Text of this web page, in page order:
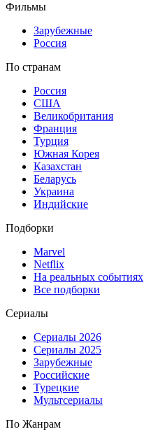
Фильмы
Зарубежные
Россия
По странам
Россия
США
Великобритания
Франция
Турция
Южная Корея
Казахстан
Беларусь
Украина
Индийские
Подборки
Marvel
Netflix
На реальных событиях
Все подборки
Сериалы
Сериалы 2026
Сериалы 2025
Зарубежные
Российские
Турецкие
Мультсериалы
По Жанрам